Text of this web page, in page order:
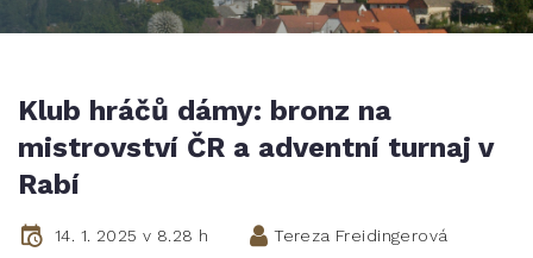
Klub hráčů dámy: bronz na
mistrovství ČR a adventní turnaj v
Rabí
14. 1. 2025 v 8.28 h Tereza Freidingerová